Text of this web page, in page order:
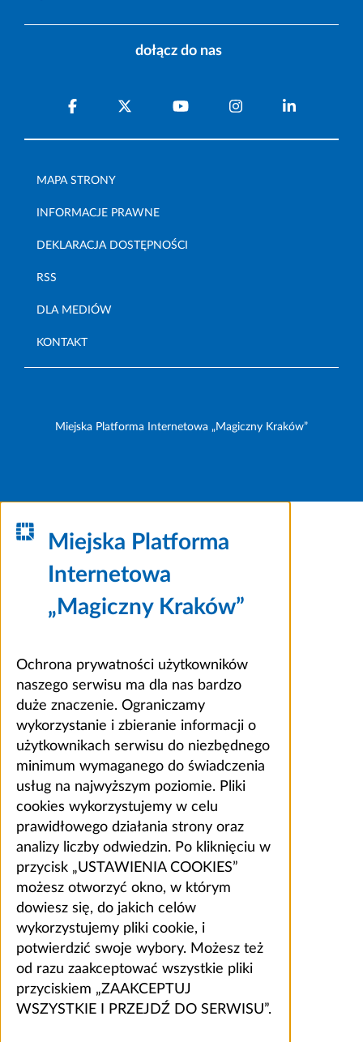
dołącz do nas
MAPA STRONY
INFORMACJE PRAWNE
DEKLARACJA DOSTĘPNOŚCI
RSS
DLA MEDIÓW
KONTAKT
Miejska Platforma Internetowa „Magiczny Kraków”
Miejska Platforma
Internetowa
„Magiczny Kraków”
Ochrona prywatności użytkowników
naszego serwisu ma dla nas bardzo
duże znaczenie. Ograniczamy
wykorzystanie i zbieranie informacji o
użytkownikach serwisu do niezbędnego
minimum wymaganego do świadczenia
usług na najwyższym poziomie. Pliki
cookies wykorzystujemy w celu
prawidłowego działania strony oraz
analizy liczby odwiedzin. Po kliknięciu w
przycisk „USTAWIENIA COOKIES”
możesz otworzyć okno, w którym
dowiesz się, do jakich celów
wykorzystujemy pliki cookie, i
potwierdzić swoje wybory. Możesz też
od razu zaakceptować wszystkie pliki
przyciskiem „ZAAKCEPTUJ
WSZYSTKIE I PRZEJDŹ DO SERWISU”.